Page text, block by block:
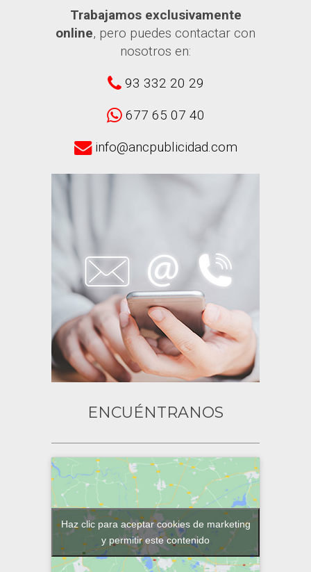
Trabajamos exclusivamente
online, pero puedes contactar con
nosotros en:
93 332 20 29
677 65 07 40
info@ancpublicidad.com
ENCUÉNTRANOS
Haz clic para aceptar cookies de marketing
y permitir este contenido